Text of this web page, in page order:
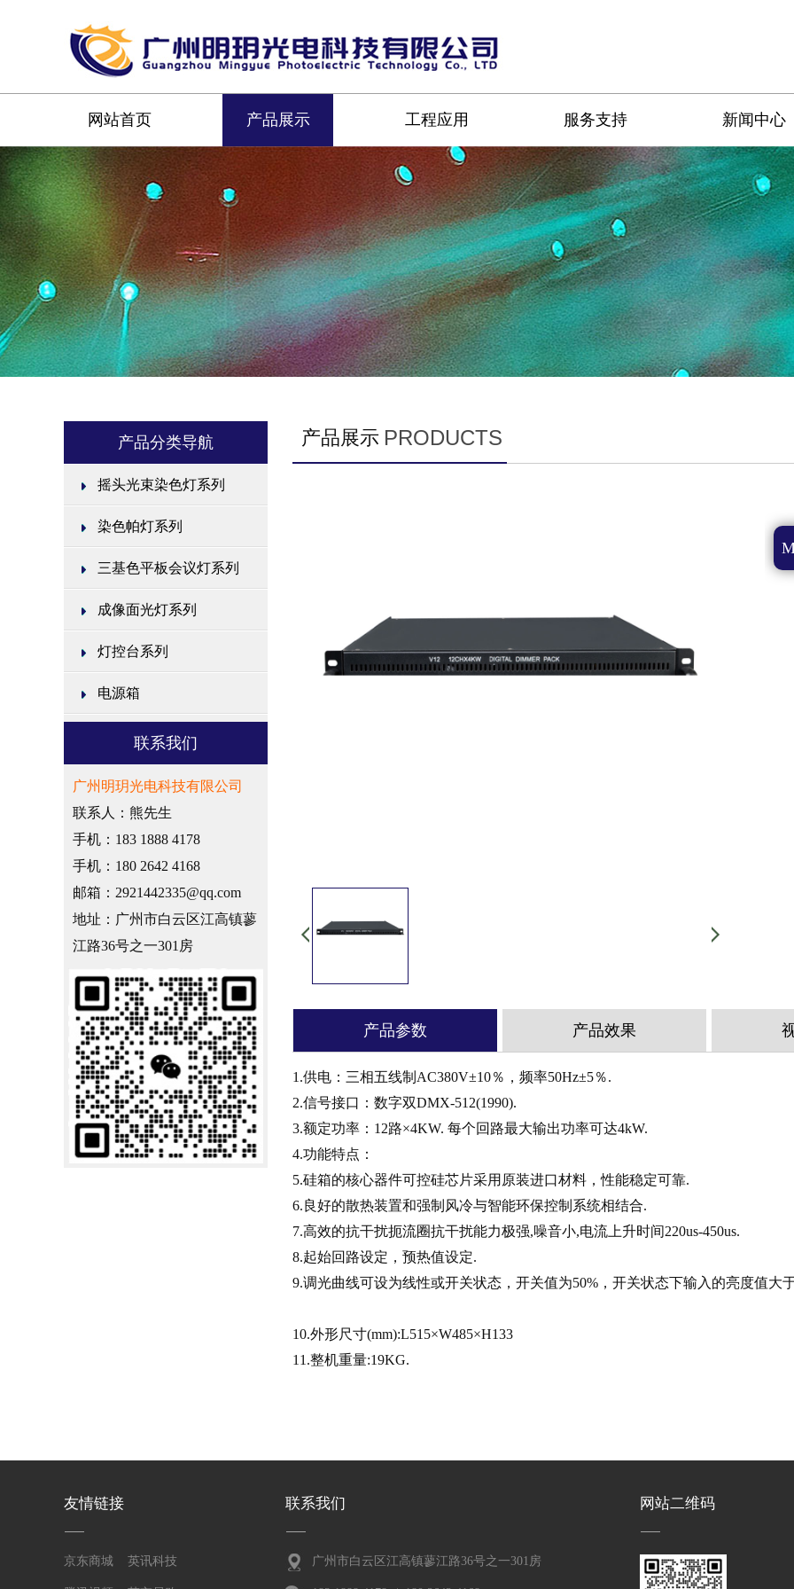
网站首页 产品展示 工程应用 服务支持 新闻中心
产品分类导航
摇头光束染色灯系列
染色帕灯系列
三基色平板会议灯系列
成像面光灯系列
灯控台系列
电源箱
联系我们
广州明玥光电科技有限公司
联系人：熊先生
手机：183 1888 4178
手机：180 2642 4168
邮箱：2921442335@qq.com
地址：广州市白云区江高镇蓼
江路36号之一301房
产品展示 PRODUCTS
产品参数 产品效果
1.供电：三相五线制AC380V±10％，频率50Hz±5％.
2.信号接口：数字双DMX-512(1990).
3.额定功率：12路×4KW. 每个回路最大输出功率可达4kW.
4.功能特点：
5.硅箱的核心器件可控硅芯片采用原装进口材料，性能稳定可靠.
6.良好的散热装置和强制风冷与智能环保控制系统相结合.
7.高效的抗干扰扼流圈抗干扰能力极强,噪音小,电流上升时间220us-450us.
8.起始回路设定，预热值设定.
9.调光曲线可设为线性或开关状态，开关值为50%，开关状态下输入的亮度值
10.外形尺寸(mm):L515×W485×H133
11.整机重量:19KG.
友情链接
京东商城 英讯科技
联系我们
广州市白云区江高镇蓼江路36号之一301房
网站二维码